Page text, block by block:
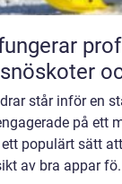
står inför en
på ett
populärt sätt
av bra appar